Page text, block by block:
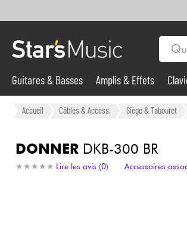
Guitares & Basses
Synthés & Sampleurs
Micros & HF
Guitares & Basses Amplis & Effets
Accueil Câbles & Access. Siège & Tabouret
DONNERDKB-300 BR
★ ★ ★ ★ ★
★ ★ ★ ★ ★ Lire les avis (0) Accessoires